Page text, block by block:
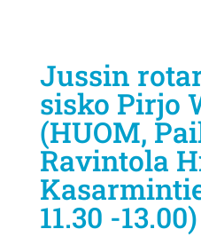
Jussin
sisko Pirjo
(HUOM,
Ravintola
11.30 -13.00)